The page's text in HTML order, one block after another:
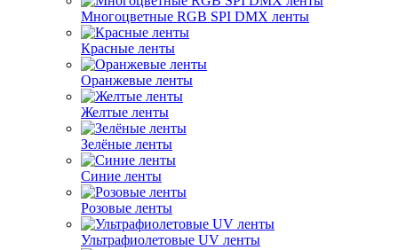
Многоцветные RGB SPI DMX ленты
Красные ленты
Оранжевые ленты
Желтые ленты
Зелёные ленты
Синие ленты
Розовые ленты
Ультрафиолетовые UV ленты